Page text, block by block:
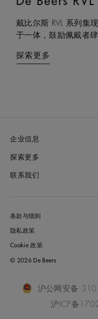
戴比尔斯 RVL 系列集
于一体，鼓励佩戴者
探索更多
Lotus by DE BEERS
植物的结构之美，该
企业信息
探索更多
联系我们
条款与细则
隐私政策
Cookie 政策
© 2026 De Beers
沪公网安备
沪ICP备